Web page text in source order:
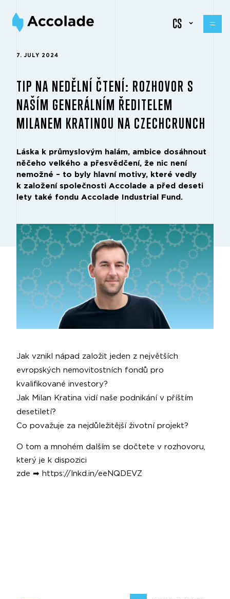
CS
7. JULY 2024
TIP NA NEDĚLNÍ ČTENÍ: ROZHOVOR S
NAŠÍM GENERÁLNÍM ŘEDITELEM
MILANEM KRATINOU NA CZECHCRUNCH
Láska k průmyslovým halám, ambice dosáhnout
něčeho velkého a přesvědčení, že nic není
nemožné – to byly hlavní motivy, které vedly
k založení společnosti Accolade a před deseti
lety také fondu Accolade Industrial Fund.
Jak vznikl nápad založit jeden z největších
evropských nemovitostních fondů pro
kvalifikované investory?
Jak Milan Kratina vidí naše podnikání v příštím
desetiletí?
Co považuje za nejdůležitější životní projekt?
O tom a mnohém dalším se dočtete v rozhovoru,
který je k dispozici
zde ➡ https://lnkd.in/eeNQDEVZ